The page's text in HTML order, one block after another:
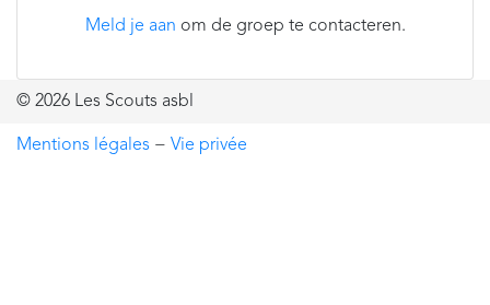
Meld je aan om de groep te contacteren.
© 2026 Les Scouts asbl
Mentions légales − Vie privée